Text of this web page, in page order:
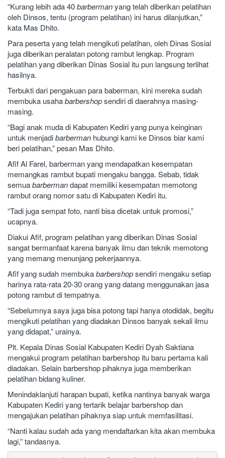
“Kurang lebih ada 40barbermanyang telah diberikan pelatihan
oleh Dinsos, tentu (program pelatihan) ini harus dilanjutkan,”
kata Mas Dhito.
Para peserta yang telah mengikuti pelatihan, oleh Dinas Sosial
juga diberikan peralatan potong rambut lengkap. Program
pelatihan yang diberikan Dinas Sosial itu pun langsung terlihat
hasilnya.
Terbukti dari pengakuan para baberman, kini mereka sudah
membuka usahabarbershopsendiri di daerahnya masing-
masing.
“Bagi anak muda di Kabupaten Kediri yang punya keinginan
untuk menjadibarberman hubungi kami ke Dinsos biar kami
beri pelatihan,” pesan Mas Dhito.
Afif Al Farel, barberman yang mendapatkan kesempatan
memangkas rambut bupati mengaku bangga. Sebab, tidak
semuabarbermandapat memiliki kesempatan memotong
rambut orang nomor satu di Kabupaten Kediri itu.
“Tadi juga sempat foto, nanti bisa dicetak untuk promosi,”
ucapnya.
Diakui Afif, program pelatihan yang diberikan Dinas Sosial
sangat bermanfaat karena banyak ilmu dan teknik memotong
yang memang menunjang pekerjaannya.
Afif yang sudah membukabarbershopsendiri mengaku setiap
harinya rata-rata 20-30 orang yang datang menggunakan jasa
potong rambut di tempatnya.
“Sebelumnya saya juga bisa potong tapi hanya otodidak, begitu
mengikuti pelatihan yang diadakan Dinsos banyak sekali ilmu
yang didapat,” urainya.
Plt. Kepala Dinas Sosial Kabupaten Kediri Dyah Saktiana
mengakui program pelatihan barbershop itu baru pertama kali
diadakan. Selain barbershop pihaknya juga memberikan
pelatihan bidang kuliner.
Menindaklanjuti harapan bupati, ketika nantinya banyak warga
Kabupaten Kediri yang tertarik belajar barbershop dan
mengajukan pelatihan pihaknya siap untuk memfasilitasi.
“Nanti kalau sudah ada yang mendaftarkan kita akan membuka
lagi,” tandasnya.